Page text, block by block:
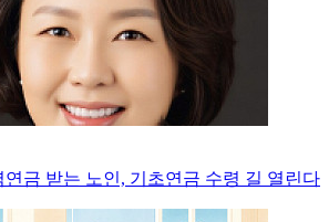
연금 받는 노인, 기초연금 수령 길 열린다